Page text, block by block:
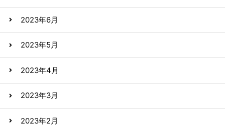
2023年6月
2023年5月
2023年4月
2023年3月
2023年2月